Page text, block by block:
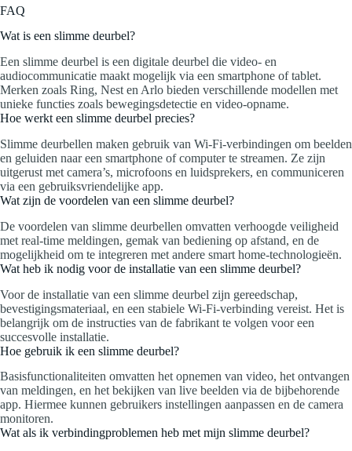
FAQ
Wat is een slimme deurbel?
Een slimme deurbel is een digitale deurbel die video- en
audiocommunicatie maakt mogelijk via een smartphone of tablet.
Merken zoals Ring, Nest en Arlo bieden verschillende modellen met
unieke functies zoals bewegingsdetectie en video-opname.
Hoe werkt een slimme deurbel precies?
Slimme deurbellen maken gebruik van Wi-Fi-verbindingen om beelden
en geluiden naar een smartphone of computer te streamen. Ze zijn
uitgerust met camera’s, microfoons en luidsprekers, en communiceren
via een gebruiksvriendelijke app.
Wat zijn de voordelen van een slimme deurbel?
De voordelen van slimme deurbellen omvatten verhoogde veiligheid
met real-time meldingen, gemak van bediening op afstand, en de
mogelijkheid om te integreren met andere smart home-technologieën.
Wat heb ik nodig voor de installatie van een slimme deurbel?
Voor de installatie van een slimme deurbel zijn gereedschap,
bevestigingsmateriaal, en een stabiele Wi-Fi-verbinding vereist. Het is
belangrijk om de instructies van de fabrikant te volgen voor een
succesvolle installatie.
Hoe gebruik ik een slimme deurbel?
Basisfunctionaliteiten omvatten het opnemen van video, het ontvangen
van meldingen, en het bekijken van live beelden via de bijbehorende
app. Hiermee kunnen gebruikers instellingen aanpassen en de camera
monitoren.
Wat als ik verbindingproblemen heb met mijn slimme deurbel?